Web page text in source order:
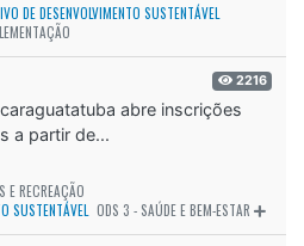
DE DESENVOLVIMENTO SUSTENTÁVEL
2216
abre inscrições
a partir de...
E RECREAÇÃO
SUSTENTÁVEL ODS 3 - SAÚDE E BEM-ESTAR